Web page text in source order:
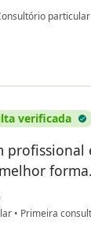
particular
LR
verificada
profissional
forma.
• Primeira